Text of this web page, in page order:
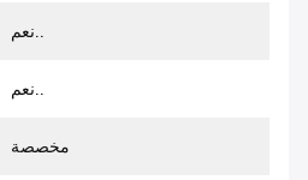
نعم..
نعم..
مخصصة